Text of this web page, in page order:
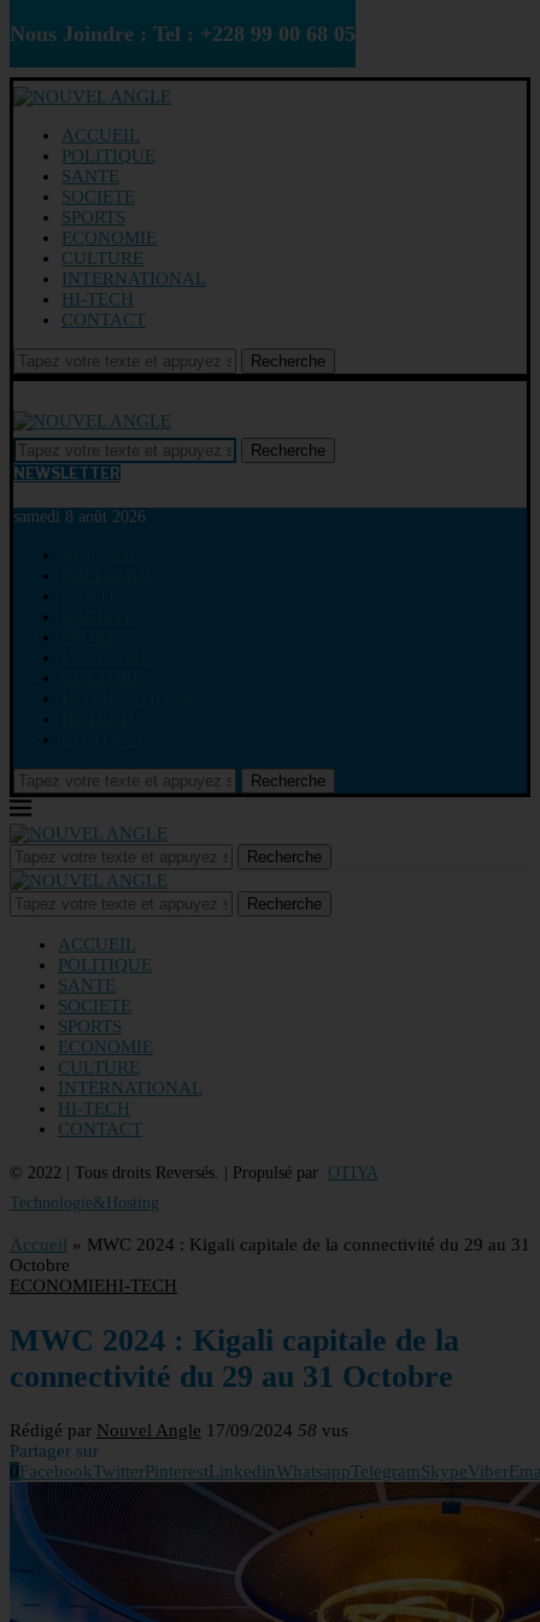
Nous Joindre : Tel : +228 99 00 68 05
ACCUEIL
POLITIQUE
SANTE
SOCIETE
SPORTS
ECONOMIE
CULTURE
INTERNATIONAL
HI-TECH
CONTACT
Recherche
Recherche
NEWSLETTER
samedi 8 août 2026
Recherche
Recherche
Recherche
ACCUEIL
POLITIQUE
SANTE
SOCIETE
SPORTS
ECONOMIE
CULTURE
INTERNATIONAL
HI-TECH
CONTACT
© 2022 | Tous droits Reversés. | Propulsé par OTIYA
Technologie&Hosting
Accueil » MWC 2024 : Kigali capitale de la connectivité du 29 au 31
Octobre
ECONOMIEHI-TECH
MWC 2024 : Kigali capitale de la
connectivité du 29 au 31 Octobre
Rédigé par Nouvel Angle 17/09/2024 58 vus
Partager sur
0FacebookTwitterPinterestLinkedinWhatsappTelegramSkypeViber